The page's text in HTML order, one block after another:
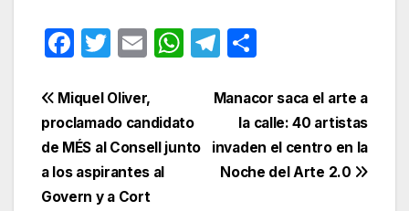
F
c
e
b
o
T
itt
er
E
ail
W
s
A
T
e
gr
a
m
m
p
ar
tir
Navegación
de
entradas
Manacor saca el arte a
la calle: 40 artistas
invaden el centro en la
Noche del Arte 2.0
Miquel Oliver,
proclamado candidato
de MÉS al Consell junto
a los aspirantes al
Govern y a Cort